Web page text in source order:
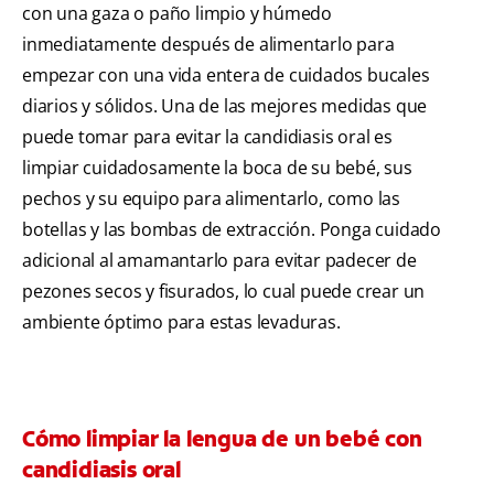
con una gaza o paño limpio y húmedo
inmediatamente después de alimentarlo para
empezar con una vida entera de cuidados bucales
diarios y sólidos. Una de las mejores medidas que
puede tomar para evitar la candidiasis oral es
limpiar cuidadosamente la boca de su bebé, sus
pechos y su equipo para alimentarlo, como las
botellas y las bombas de extracción. Ponga cuidado
adicional al amamantarlo para evitar padecer de
pezones secos y fisurados, lo cual puede crear un
ambiente óptimo para estas levaduras.
Cómo limpiar la lengua de un bebé con
candidiasis oral